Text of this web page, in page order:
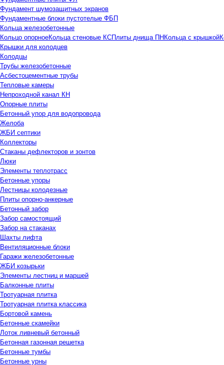
Фундамент шумозащитных экранов
Фундаментные блоки пустотелые ФБП
Кольца железобетонные
Кольцо опорноеКольца стеновые КСПлиты днища ПНКольца с крышкой
Крышки для колодцев
Колодцы
Трубы железобетонные
Асбестоцементные трубы
Тепловые камеры
Непроходной канал КН
Опорные плиты
Бетонный упор для водопровода
Желоба
ЖБИ септики
Коллекторы
Стаканы дефлекторов и зонтов
Люки
Элементы теплотрасс
Бетонные упоры
Лестницы колодезные
Плиты опорно-анкерные
Бетонный забор
Забор самостоящий
Забор на стаканах
Шахты лифта
Вентиляционные блоки
Гаражи железобетонные
ЖБИ козырьки
Элементы лестниц и маршей
Балконные плиты
Тротуарная плитка
Тротуарная плитка классика
Бортовой камень
Бетонные скамейки
Лоток ливневый бетонный
Бетонная газонная решетка
Бетонные тумбы
Бетонные урны